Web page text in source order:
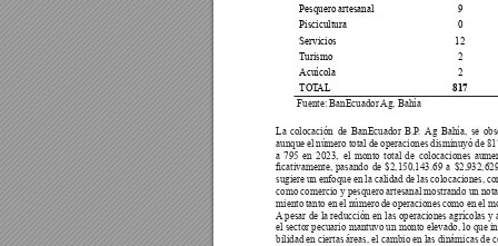
Pesquero artesanal
9
Piscicultura
0
Servicios
12
Turismo
2
Acuícola
2
TOTAL 817
Fuente: BanEcuador Ag, Bahía
La colocación de BanEcuador B.P. Ag Bahía, se
aunque el número total de operaciones disminuyó de
a 795 en 2023, el monto total de colocaciones
cativamente, pasando de $2,150,143.69 a
sugiere un enfoque en la calidad de las colocaciones,
como comercio y pesquero artesanal mostrando un
miento tanto en el número de operaciones como en el
A pesar de la reducción en las operaciones agrícolas y
el sector pecuario mantuvo un monto elevado, lo que
bilidad en ciertas áreas, el cambio en las dinámicas de